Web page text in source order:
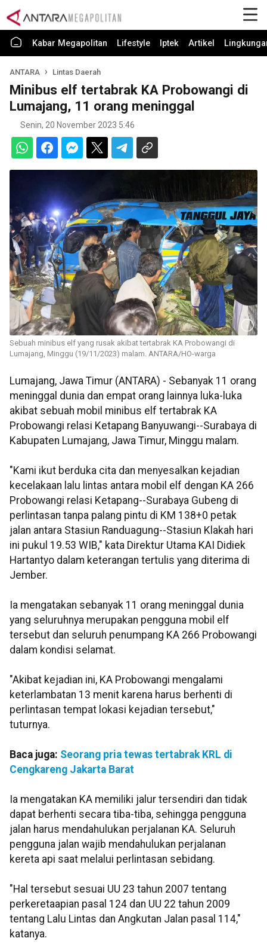
Kabar Megapolitan Lifestyle Iptek Artikel
ANTARA Lintas Daerah
Minibus elf tertabrak KA Probowangi di
Lumajang, 11 orang meninggal
Senin, 20 November 2023 5:46
Sebuah minibus elf yang rusak akibat tertabrak KA Probowangi di
Lumajang, Minggu (19/11/2023) malam. ANTARA/HO-warga
Lumajang, Jawa Timur (ANTARA) - Sebanyak 11 orang
meninggal dunia dan empat orang lainnya luka-luka
akibat sebuah mobil minibus elf tertabrak KA
Probowangi relasi Ketapang Banyuwangi--Surabaya di
Kabupaten Lumajang, Jawa Timur, Minggu malam.
"Kami ikut berduka cita dan menyesalkan kejadian
kecelakaan lalu lintas antara mobil elf dengan KA 266
Probowangi relasi Ketapang--Surabaya Gubeng di
perlintasan tanpa palang pintu di KM 138+0 petak
jalan antara Stasiun Randuagung--Stasiun Klakah hari
ini pukul 19.53 WIB," kata Direktur Utama KAI Didiek
Hartantyo dalam keterangan tertulis yang diterima di
Jember.
Ia mengatakan sebanyak 11 orang meninggal dunia
yang seluruhnya merupakan pengguna mobil elf
tersebut dan seluruh penumpang KA 266 Probowangi
dalam kondisi selamat.
"Akibat kejadian ini, KA Probowangi mengalami
keterlambatan 13 menit karena harus berhenti di
perlintasan tempat lokasi kejadian tersebut,"
tuturnya.
Baca juga: Seorang pria tewas tertabrak KRL di
Cengkareng Jakarta Barat
Ia mengatakan KA memiliki jalur tersendiri dan tidak
dapat berhenti secara tiba-tiba, sehingga pengguna
jalan harus mendahulukan perjalanan KA. Seluruh
pengguna jalan wajib mendahulukan perjalanan
kereta api saat melalui perlintasan sebidang.
"Hal tersebut sesuai UU 23 tahun 2007 tentang
perkeretaapian pasal 124 dan UU 22 tahun 2009
tentang Lalu Lintas dan Angkutan Jalan pasal 114,"
katanya.